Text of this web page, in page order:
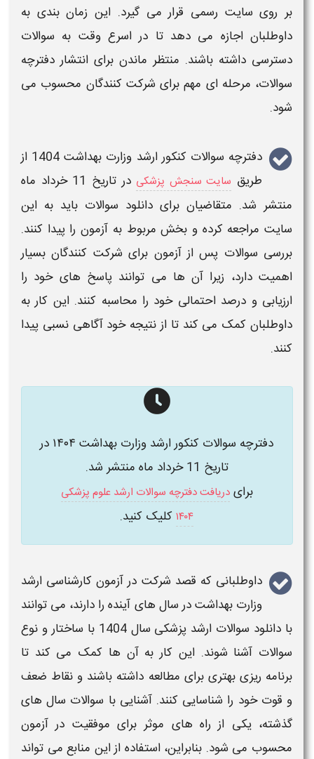
بر روی سایت رسمی قرار می گیرد. این زمان بندی به
داوطلبان اجازه می دهد تا در اسرع وقت به سوالات
دسترسی داشته باشند. منتظر ماندن برای انتشار دفترچه
سوالات، مرحله ای مهم برای شرکت کنندگان محسوب می
شود.
دفترچه سوالات کنکور ارشد وزارت بهداشت 1404
از
طریق سایت سنجش پزشکی
در تاریخ 11 خرداد ماه
منتشر شد. متقاضیان برای دانلود سوالات باید به این
سایت مراجعه کرده و بخش مربوط به آزمون را پیدا کنند.
بررسی سوالات پس ازآزمون برای شرکت کنندگان بسیار
اهمیت دارد، زیرا آن ها می توانند پاسخ های خود را
ارزیابی و درصد احتمالی خود را محاسبه کنند. این کار به
داوطلبان کمک می کند تا از نتیجه خود آگاهی نسبی پیدا
کنند.
دفترچه سوالات کنکور ارشد وزارت بهداشت ۱۴۰۴ در
تاریخ 11 خرداد ماه منتشر شد.
برایدریافت دفترچه سوالات ارشد علوم پزشکی
۱۴۰۴ کلیک کنید.
داوطلبانی که قصد شرکت درآزمون کارشناسی ارشد
وزارت بهداشتدر سال های آینده را دارند، می توانند
با دانلود سوالات ارشد پزشکی سال 1404
با ساختار و نوع
سوالات آشنا شوند. این کار به آن ها کمک می کند تا
برنامه ریزی بهتری برای مطالعه داشته باشند و نقاط ضعف
و قوت خود را شناسایی کنند. آشنایی با سوالات سال های
گذشته، یکی از راه های موثر برای موفقیت در آزمون
محسوب می شود. بنابراین، استفاده از این منابع می تواند